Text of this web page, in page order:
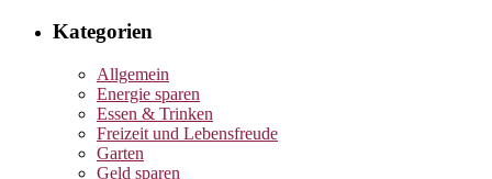
Kategorien
Allgemein
Energie sparen
Essen & Trinken
Freizeit und Lebensfreude
Garten
Geld sparen